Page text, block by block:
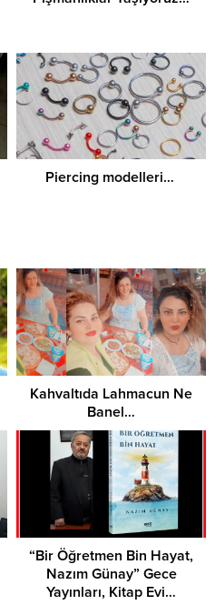
Piercing modelleri…
Kahvaltıda Lahmacun Ne
Banel…
“Bir Öğretmen Bin Hayat,
Nazım Günay” Gece
Yayınları, Kitap Evi…